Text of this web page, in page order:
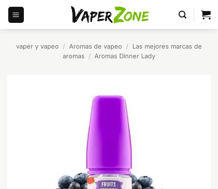
Saltar
contenido
vaper y vapeo / Aromas de vapeo /
Las mejores marcas de
aromas
/ Aromas Dinner Lady